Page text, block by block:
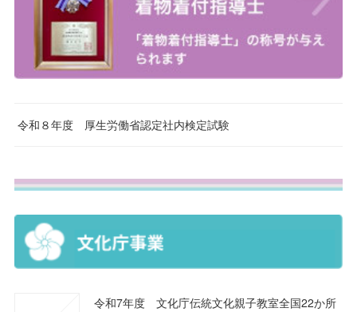
令和８年度 厚生労働省認定社内検定試験
令和7年度 文化庁伝統文化親子教室全国22か所